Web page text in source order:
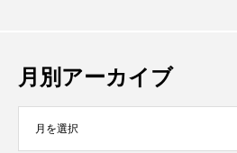
月別アーカイブ